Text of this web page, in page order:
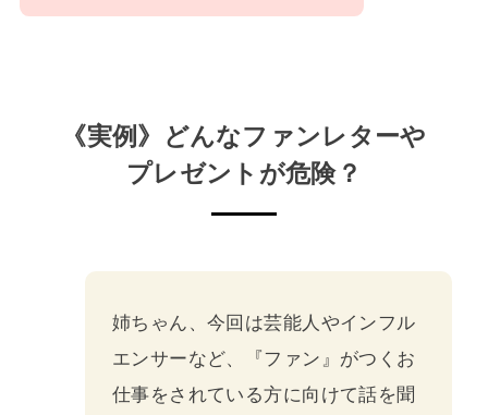
《実例》どんなファンレターや
プレゼントが危険？
姉ちゃん、今回は芸能人やインフル
エンサーなど、『ファン』がつくお
仕事をされている方に向けて話を聞